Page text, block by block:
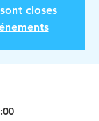
closes